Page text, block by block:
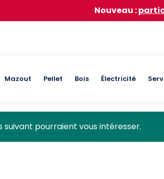
participez à
Main
Mazout Pellet Bois Électricité
suivant pourraient vous intéresser.